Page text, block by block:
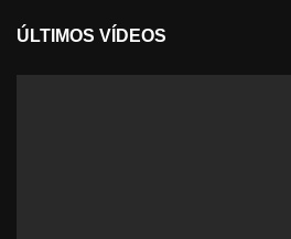
ÚLTIMOS VÍDEOS